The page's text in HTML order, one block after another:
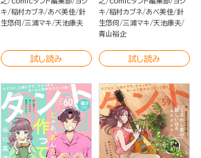
キ 稲村カブネ あべ美佳 針
生悠伺 三浦マキ 天池康夫
試し読み
キ 稲村カブネ あべ美佳 針
生悠伺 三浦マキ 天池康夫
青山裕企
試し読み